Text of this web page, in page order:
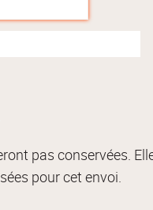
pas conservées.
pour cet envoi.